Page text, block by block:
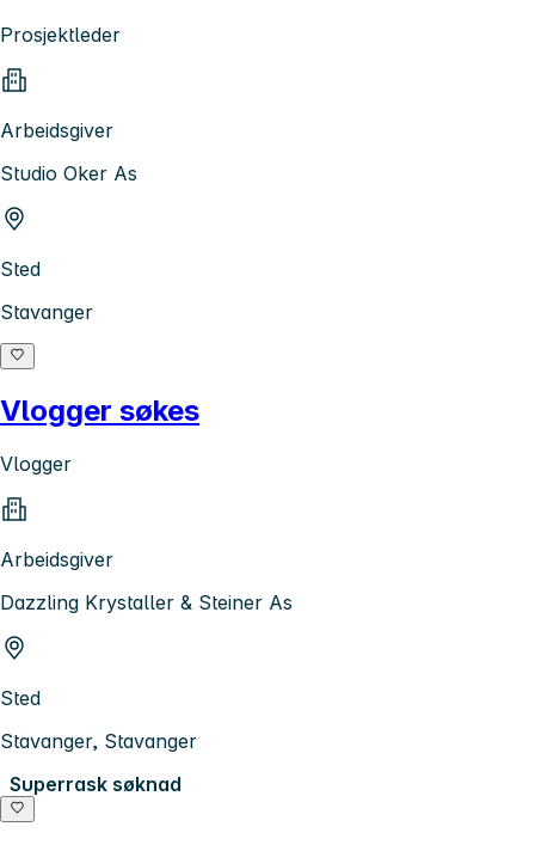
Prosjektleder
Arbeidsgiver
Studio Oker As
Sted
Stavanger
Vlogger søkes
Vlogger
Arbeidsgiver
Dazzling Krystaller & Steiner As
Sted
Stavanger, Stavanger
Superrask søknad